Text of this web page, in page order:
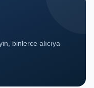
binlerce alıcıya